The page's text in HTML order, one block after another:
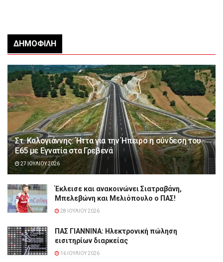
ΔΗΜΟΦΙΛΉ
Στ. Καλογιάννης: Ήττα για την Ήπειρο η σύνδεση του
Ε65 με Εγνατία στα Γρεβενά
27 ΙΟΥΛΊΟΥ 2026
Έκλεισε και ανακοινώνει Σιατραβάνη,
Μπελεβώνη και Μελιόπουλο ο ΠΑΣ!
28 ΙΟΥΛΊΟΥ 2026
ΠΑΣ ΓΙΑΝΝΙΝΑ: Hλεκτρονική πώληση
εισιτηρίων διαρκείας
16 ΙΟΥΛΊΟΥ 2026